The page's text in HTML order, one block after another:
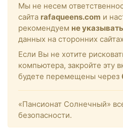
Мы не несем
сайта rafaqueens.com и
рекомендуем не указывать
данных на сторонних
Если Вы не хотите
компьютера, закройте эту
будете перемещены через
«Пансионат Солнечный»
безопасности.